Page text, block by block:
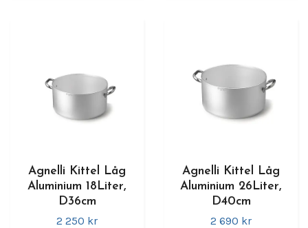
Agnelli Kittel Låg
Aluminium 18Liter,
D36cm
2 250 kr
Agnelli Kittel Låg
Aluminium 26Liter,
D40cm
2 690 kr